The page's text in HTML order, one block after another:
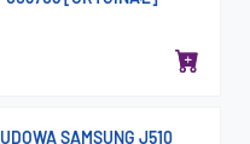
SAMSUNG J510